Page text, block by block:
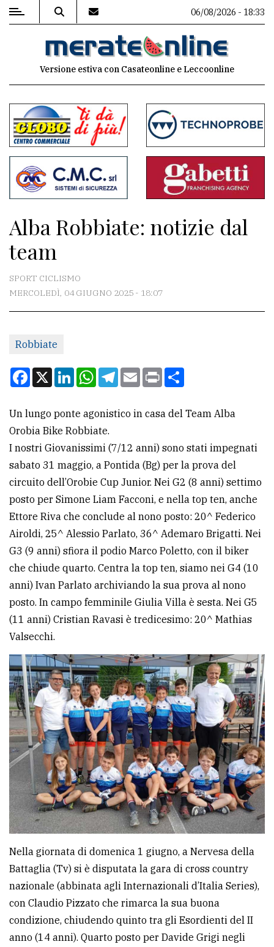
MENU
commenti
Contenuti
del
sito
Associazioni
Meteo
redazione
Scrivici
la
tua
pubblicità
CERCA
Cerca
per
comune
Ricerca
avanzata
LE
ALTRE
PRIVACY
Privacy
policy
Cookie
policy
06/08/2026 - 18:33
Versione estiva con Casateonline e Leccoonline
Alba Robbiate: notizie dal
team
SPORT CICLISMO
MERCOLEDÌ, 04 GIUGNO 2025 - 18:07
Robbiate
Facebook
X LinkedInWhatsApp
Telegram
EmailPrint
Un lungo ponte agonistico in casa del Team Alba
Orobia Bike Robbiate.
I nostri Giovanissimi (7/12 anni) sono stati impegnati
sabato 31 maggio, a Pontida (Bg) per la prova del
circuito dell’Orobie Cup Junior. Nei G2 (8 anni) settimo
posto per Simone Liam Facconi, e nella top ten, anche
Ettore Riva che conclude al nono posto: 20^ Federico
Airoldi, 25^ Alessio Parlato, 36^ Ademaro Brigatti. Nei
G3 (9 anni) sfiora il podio Marco Poletto, con il biker
che chiude quarto. Centra la top ten, siamo nei G4 (10
anni) Ivan Parlato archiviando la sua prova al nono
posto. In campo femminile Giulia Villa è sesta. Nei G5
(11 anni) Cristian Ravasi è tredicesimo: 20^ Mathias
Valsecchi.
Nella giornata di domenica 1 giugno, a Nervesa della
Battaglia (Tv) si è disputata la gara di cross country
nazionale (abbinata agli Internazionali d’Italia Series),
con Claudio Pizzato che rimarca la sua buona
condizione, chiudendo quinto tra gli Esordienti del II
anno (14 anni). Quarto posto per Davide Grigi negli